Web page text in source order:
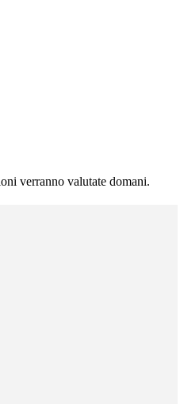
verranno valutate domani.